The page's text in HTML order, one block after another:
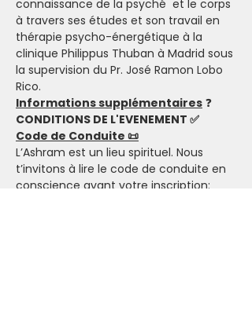
connaissance de la psyché  et le corps
à travers ses études et son travail en
thérapie psycho-énergétique à la
clinique Philippus Thuban à Madrid sous
la supervision du Pr. José Ramon Lobo
Rico.
Informations supplémentaires ❓
CONDITIONS DE L'EVENEMENT ✅
Code de Conduite 📜
L’Ashram est un lieu spirituel. Nous
t’invitons à lire le code de conduite en
conscience avant votre inscription: